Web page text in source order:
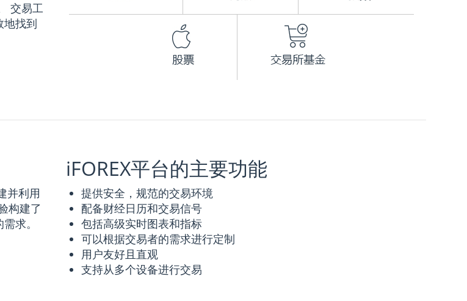
交易工
地找到
并利用
构建了
求。
iFOREX平台的主要功能
提供安全，规范的交易环境
配备财经日历和交易信号
包括高级实时图表和指标
可以根据交易者的需求进行定制
用户友好且直观
支持从多个设备进行交易